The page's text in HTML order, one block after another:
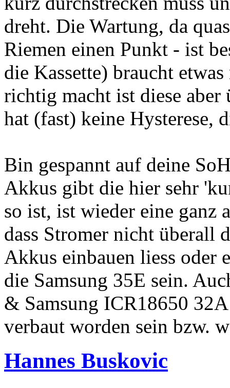
dreht. Die Wartung, da
Riemen einen Punkt - ist
die Kassette) braucht
richtig macht ist diese aber
hat (fast) keine Hysterese,
Bin gespannt auf deine
Akkus gibt die hier sehr
so ist, ist wieder eine ganz
dass Stromer nicht überall
Akkus einbauen liess oder
die Samsung 35E sein.
& Samsung ICR18650
verbaut worden sein bzw.
Hannes Buskovic